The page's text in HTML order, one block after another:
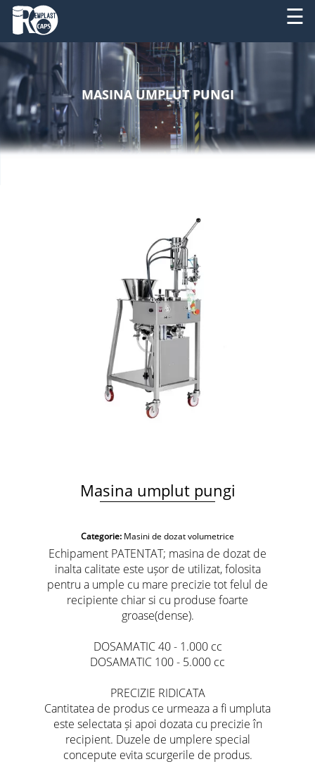
☰
RO
EN
DESPRE
NOI
PRODUSE
SERVICII
MASINA UMPLUT PUNGI
Masina umplut pungi
Categorie: Masini de dozat volumetrice
Echipament PATENTAT; masina de dozat de
inalta calitate este ușor de utilizat, folosita
pentru a umple cu mare precizie tot felul de
recipiente chiar si cu produse foarte
groase(dense).
DOSAMATIC 40 - 1.000 cc
DOSAMATIC 100 - 5.000 cc
PRECIZIE RIDICATA
Cantitatea de produs ce urmeaza a fi umpluta
este selectata și apoi dozata cu precizie în
recipient. Duzele de umplere special
concepute evita scurgerile de produs.